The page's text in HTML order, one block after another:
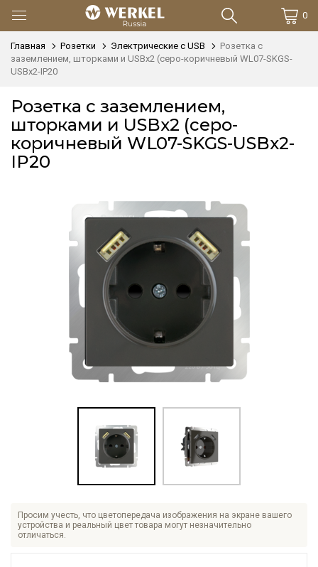
0
Главная Розетки Электрические с USB
Розетка с
заземлением, шторками и USBх2 (серо-коричневый WL07-SKGS-
USBx2-IP20
Розетка с заземлением,
шторками и USBх2 (серо-
коричневый WL07-SKGS-USBx2-
IP20
Просим учесть, что цветопередача изображения на экране вашего
устройства и реальный цвет товара могут незначительно
отличаться.